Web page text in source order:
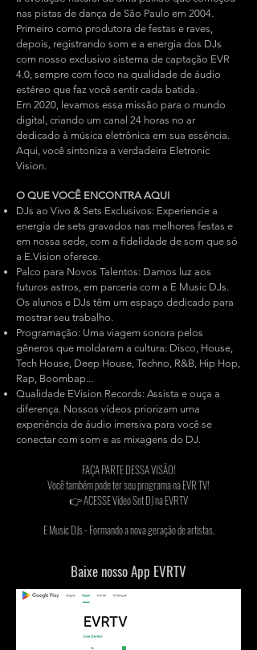
nas pistas de dança de São Paulo em 2004.
Primeiro como produtora de festas e raves,
depois, registrando som e a energia dos DJs
com nosso exclusivo sistema de captação EVR
4.0, sempre com foco na qualidade de áudio
estéreo que faz você sentir cada batida.
Em 2020, levamos essa missão para o mundo
digital, criando um canal 24 horas no ar
dedicado à música eletrônica em sua essência.
Aqui, você sintoniza a verdadeira Eletronic
Vision.
O QUE VOCÊ ENCONTRA AQUI
DJs ao Vivo & Sets Exclusivos: Experiencie a
energia de sets gravados nas melhores festas e
em nossa sede, com a fidelidade de som que só
a E.Vision oferece.
Palco para Novos Talentos: Damos luz aos
futuros astros, em parceria com a E Music DJs.
Os alunos e DJs têm um espaço dedicado para
mostrar seu trabalho.
Programação: Uma viagem sonora pelos
gêneros que moldaram a cultura: Disco, House,
Tech House, Deep House, Techno, R&B, Hip Hop,
Rap, Boombap...
Qualidade EVision Records: Assista e ouça a
diferença. Nossos vídeos priorizam uma
experiência de áudio imersiva para você se
conectar com som e as mixagens do DJ.
FAÇA PARTE DESSA VISÃO!
Você também pode ter seu programa na EVR TV!
👉 ACESSEVídeo Set DJ na EVRTV
E Music DJs - Formando a nova geração de artistas.
Baixe nosso App EVRTV